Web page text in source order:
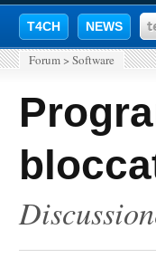
T4CH NEWS
Forum > Software